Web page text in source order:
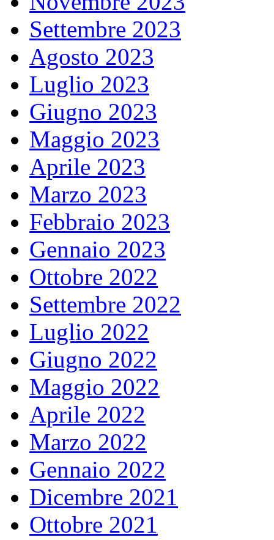
Settembre 2023
Agosto 2023
Luglio 2023
Giugno 2023
Maggio 2023
Aprile 2023
Marzo 2023
Febbraio 2023
Gennaio 2023
Ottobre 2022
Settembre 2022
Luglio 2022
Giugno 2022
Maggio 2022
Aprile 2022
Marzo 2022
Gennaio 2022
Dicembre 2021
Ottobre 2021